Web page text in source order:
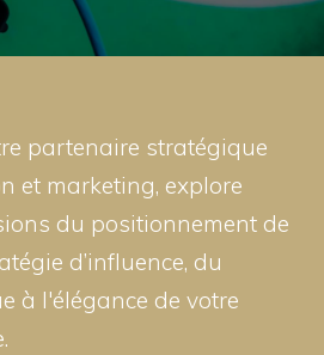
partenaire stratégique
et marketing, explore
du positionnement de
d’influence, du
à l'élégance de votre